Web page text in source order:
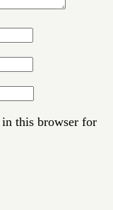
in this browser for